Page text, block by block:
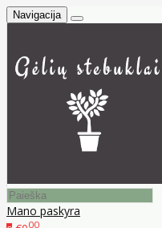
Navigacija
Mano paskyra
00